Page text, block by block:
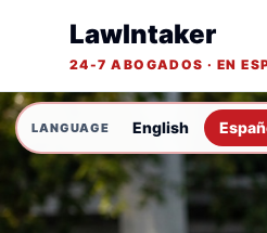
English
LawIntaker
24-7 ABOGADOS · EN